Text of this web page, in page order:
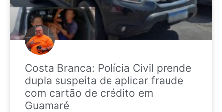
Costa Branca: Polícia Civil prende
dupla suspeita de aplicar fraude
com cartão de crédito em
Guamaré